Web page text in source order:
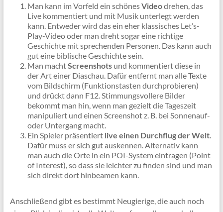
Man kann im Vorfeld ein schönesVideodrehen, das
Live kommentiert und mit Musik unterlegt werden
kann. Entweder wird das ein eher klassisches Let’s-
Play-Video oder man dreht sogar eine richtige
Geschichte mit sprechenden Personen. Das kann auch
gut eine biblische Geschichte sein.
Man machtScreenshotsund kommentiert diese in
der Art einer Diaschau. Dafür entfernt man alle Texte
vom Bildschirm (Funktionstasten durchprobieren)
und drückt dann F12. Stimmungsvollere Bilder
bekommt man hin, wenn man gezielt die Tageszeit
manipuliert und einen Screenshot z. B. bei Sonnenauf-
oder Untergang macht.
Ein Spieler präsentiert live einen Durchflug der Welt.
Dafür muss er sich gut auskennen. Alternativ kann
man auch die Orte in ein POI-System eintragen (Point
of Interest), so dass sie leichter zu finden sind und man
sich direkt dort hinbeamen kann.
Anschließend gibt es bestimmt Neugierige, die auch noch